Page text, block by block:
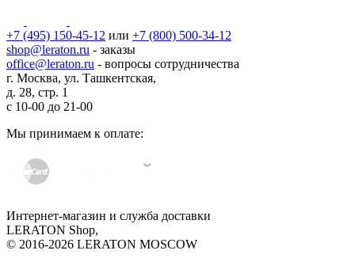
+7 (495) 150-45-12 или +7 (800) 500-34-12
shop@leraton.ru - заказы
office@leraton.ru - вопросы сотрудничества
г. Москва, ул. Ташкентская,
д. 28, стр. 1
с 10-00 до 21-00
Мы принимаем к оплате:
Интернет-магазин и служба доставки
LERATON Shop,
© 2016-2026 LERATON MOSCOW